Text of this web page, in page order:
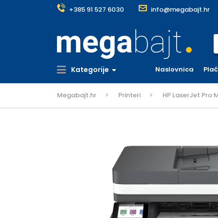
+385 91 527 6030 info@megabajt.hr
Kategorije Naslovnica
Megabajt.hr Printeri HP LaserJet Pro